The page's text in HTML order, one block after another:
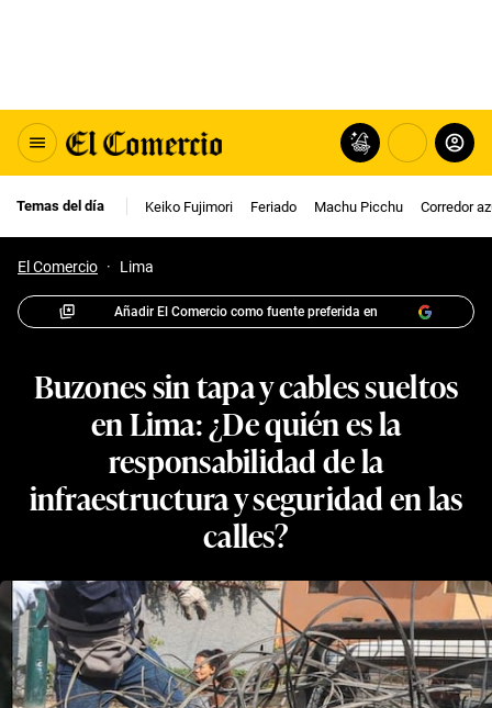
Temas del día Keiko Fujimori Feriado Machu Picchu Corredor
El Comercio · Lima
Añadir El Comercio como fuente preferida en
Buzones sin tapa y cables sueltos
en Lima: ¿De quién es la
responsabilidad de la
infraestructura y seguridad en las
calles?